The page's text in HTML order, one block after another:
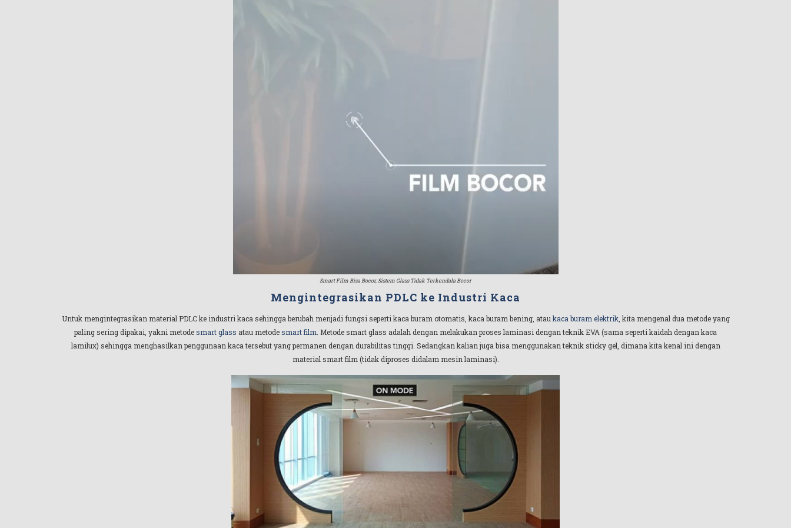
Smart Film Bisa Bocor, Sistem Glass Tidak Terkendala Bocor
Mengintegrasikan PDLC ke Industri Kaca
Untuk mengintegrasikan material PDLC ke industri kaca sehingga berubah menjadi fungsi seperti kaca buram otomatis, kaca buram bening, ataukaca buram elektrik, kita mengenal dua metode yang
paling sering dipakai, yakni metodesmart glass atau metodesmart film. Metode smart glass adalah dengan melakukan proses laminasi dengan teknik EVA (sama seperti kaidah dengan kaca
lamilux) sehingga menghasilkan penggunaan kaca tersebut yang permanen dengan durabilitas tinggi. Sedangkan kalian juga bisa menggunakan teknik sticky gel, dimana kita kenal ini dengan
material smart film (tidak diproses didalam mesin laminasi).